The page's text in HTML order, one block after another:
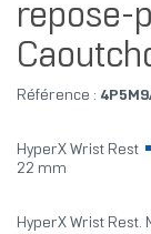
repose-
Référence :
HyperX Wrist Rest
22 mm
HyperX Wrist